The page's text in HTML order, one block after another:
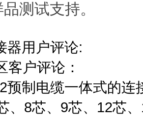
测试支持。
器用户评论:
客户评论：
预制电缆一体式的
、8芯、9芯、12芯